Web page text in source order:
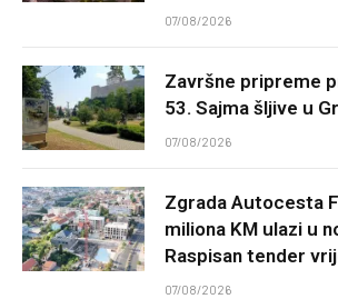
07/08/2026
Završne pripreme
53. Sajma šljive u
07/08/2026
Zgrada Autocesta
miliona KM ulazi u
Raspisan tender
07/08/2026